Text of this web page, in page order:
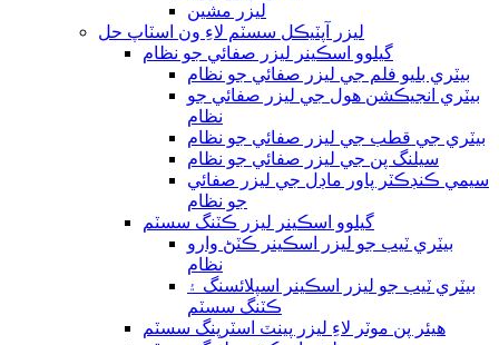
ليزر مشين
ليزر آپٽيڪل سسٽم لاءِ ون اسٽاپ حل
گيلوو اسڪينر ليزر صفائي جو نظام
بيٽري بليو فلم جي ليزر صفائي جو نظام
بيٽري انجيڪشن هول جي ليزر صفائي جو
نظام
بيٽري جي قطب جي ليزر صفائي جو نظام
سيلنگ پن جي ليزر صفائي جو نظام
سيمي ڪنڊڪٽر پاور ماڊل جي ليزر صفائي
جو نظام
گيلوو اسڪينر ليزر ڪٽنگ سسٽم
بيٽري ٽيب جو ليزر اسڪينر ڪٽڻ وارو
نظام
بيٽري ٽيب جو ليزر اسڪينر اسپلائسنگ ۽
ڪٽنگ سسٽم
هيئر پن موٽر لاءِ ليزر پينٽ اسٽرپنگ سسٽم